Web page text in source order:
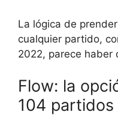
La lógica de
cualquier partido,
2022, parece haber
Flow: la
104